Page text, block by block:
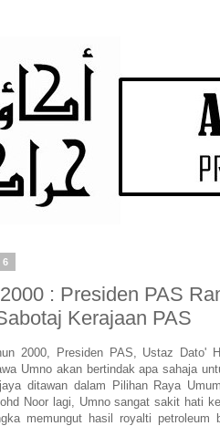
: Presiden PAS
Kerajaan PAS
2000, Presiden PAS, Ustaz Dato'
Umno akan bertindak apa sahaja
ditawan dalam Pilihan Raya
Noor lagi, Umno sangat sakit hati
memungut hasil royalti petroleum